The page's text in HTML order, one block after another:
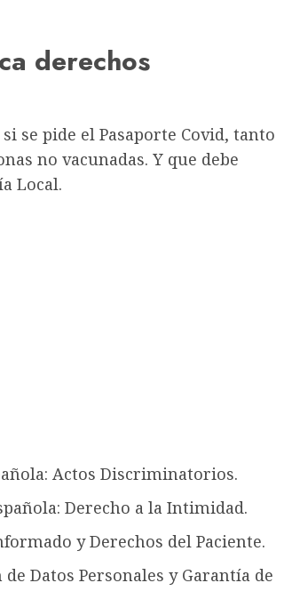
derechos
se pide el Pasaporte Covid, tanto
no vacunadas. Y que debe
Local.
Actos Discriminatorios.
Derecho a la Intimidad.
y Derechos del Paciente.
Datos Personales y Garantía de